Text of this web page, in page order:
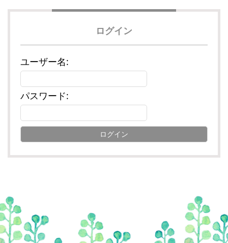
ログイン
ユーザー名:
パスワード: